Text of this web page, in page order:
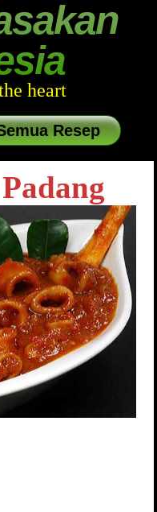
heart
Resep